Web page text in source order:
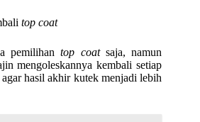
top coat
pemilihantop coat saja, namun
mengoleskannya kembali setiap
hasil akhir kutek menjadi lebih